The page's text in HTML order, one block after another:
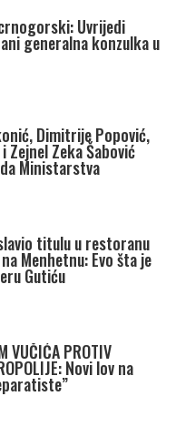
Uvrijedi
generalna konzulka u
Dimitrije Popović,
Zejnel Zeka Šabović
Ministarstva
titulu u restoranu
Menhetnu: Evo šta je
Gutiću
VUČIĆA PROTIV
Novi lov na